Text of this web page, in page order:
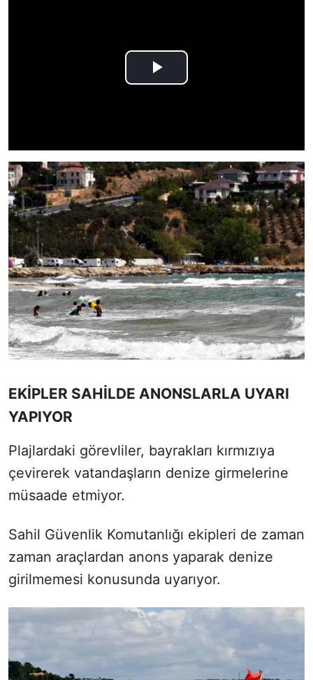
EKİPLER SAHİLDE ANONSLARLA UYARI
YAPIYOR
Plajlardaki görevliler, bayrakları kırmızıya
çevirerek vatandaşların denize girmelerine
müsaade etmiyor.
Sahil Güvenlik Komutanlığı ekipleri de zaman
zaman araçlardan anons yaparak denize
girilmemesi konusunda uyarıyor.